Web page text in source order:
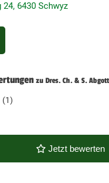
6430 Schwyz
zu Dres. Ch. & S.
(1)
Jetzt bewerten